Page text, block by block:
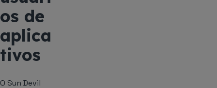
os de
aplica
tivos
O Sun Devil